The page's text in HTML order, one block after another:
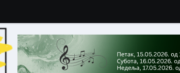
Друга Награда
Прва награда